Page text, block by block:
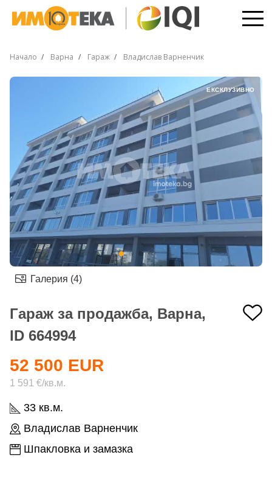
Начало Варна Гараж Владислав Варненчик
ЕКСКЛУЗИВНО
Галерия (4)
Гараж за продажба, Варна,
ID 664994
33 кв.м.
Владислав Варненчик
Шпакловка и замазка
52 500 EUR
1 591 €/кв.м.